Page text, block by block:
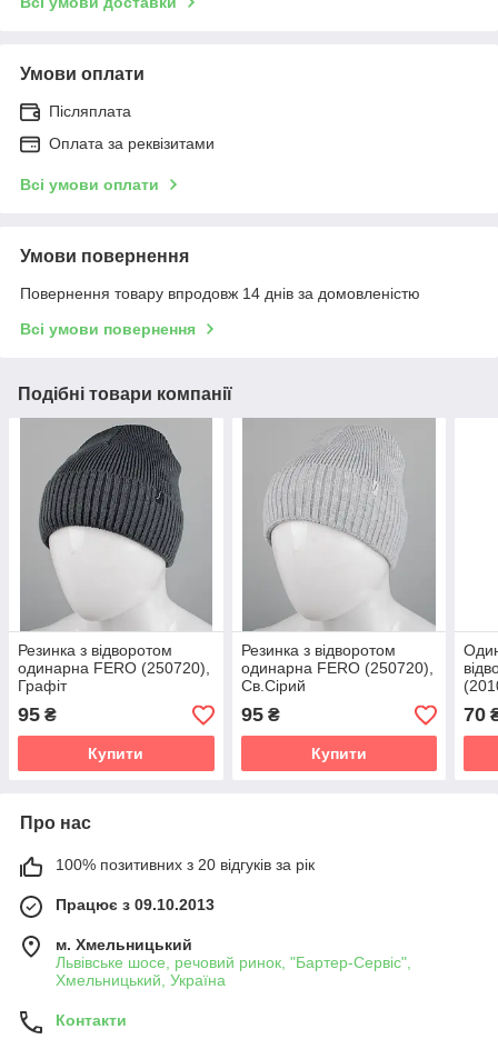
Умови оплати
Післяплата
Оплата за реквізитами
Всі умови оплати
Умови повернення
Повернення товару впродовж 14 днів за домовленістю
Всі умови повернення
Подібні товари компанії
Резинка з відворотом
одинарна FERO (250720),
Графіт
95 ₴
Купити
Резинка з відворотом
одинарна FERO (250720),
Св.Сірий
95₴
Купити
70
Про нас
100% позитивних з 20 відгуків за рік
Працює з 09.10.2013
м. Хмельницький
Львівське шосе, речовий ринок, "Бартер-Сервіс",
Хмельницький, Україна
Контакти